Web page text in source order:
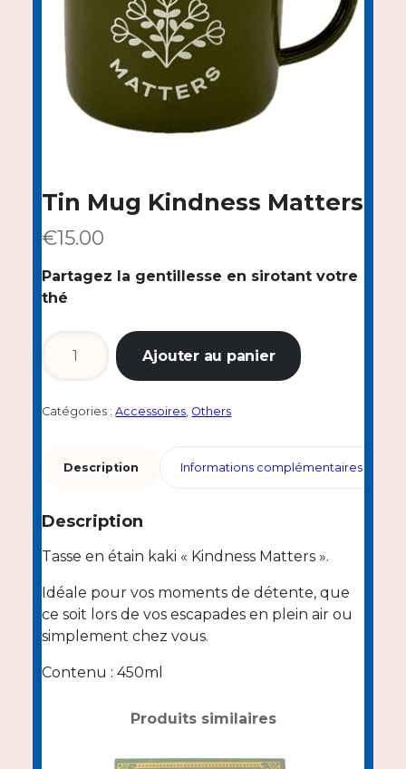
Tin Mug Kindness Matters
€15.00
Partagez la gentillesse en sirotant votre
thé
quantité
de
Tin
Mug
Ajouter au panier
Catégories :Accessoires, Others
Description Informations complémentaires
Description
Tasse en étain kaki « Kindness Matters ».
Idéale pour vos moments de détente, que
ce soit lors de vos escapades en plein air ou
simplement chez vous.
Contenu : 450ml
Produits similaires